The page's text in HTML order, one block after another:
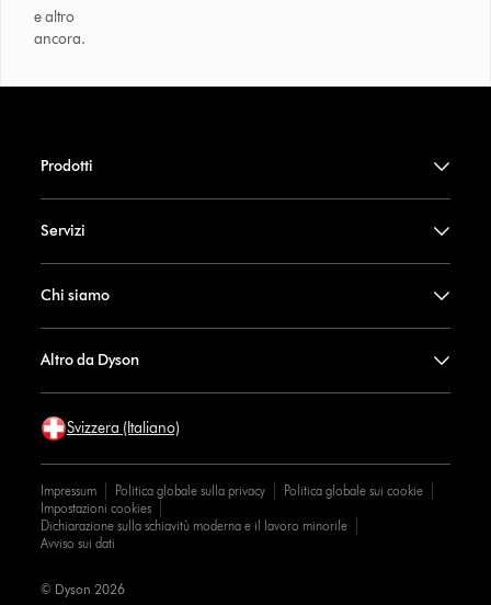
e altro
ancora.
Prodotti
Servizi
Chi siamo
Altro da Dyson
Svizzera (Italiano)
Impressum Politica globale sulla privacy
Politica globale sui cookie
Impostazioni cookies
Dichiarazione sulla schiavitù moderna e il lavoro minorile
Avviso sui dati
© Dyson 2026